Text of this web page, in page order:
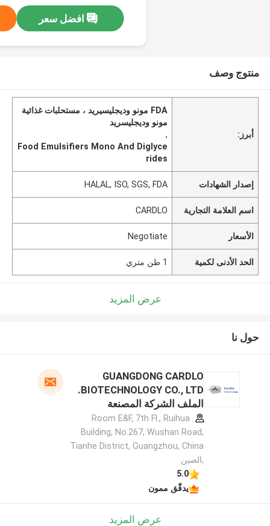
افضل سعر
منتوج وصف
أبرز:
FDA مونو وديجليسيريد ، مستحلبات غذائية
مونو وديجليسريد
,
Food Emulsifiers Mono And Diglyce
rides
إصدار الشهادات HALAL, ISO, SGS, FDA
اسم العلامة التجارية CARDLO
الأسعار Negotiate
الحد الأدنى لكمية 1 طن متري
عرض المزيد
حول نا
GUANGDONG CARDLO
BIOTECHNOLOGY CO., LTD.
الملف الشركة المصنعة
Room E&F, 7th Fl., Ruihua
Building, No.267, Wushan Road,
Tianhe District, Guangzhou, China
,الصين
5.0
يدقّق ممون
عرض المزيد